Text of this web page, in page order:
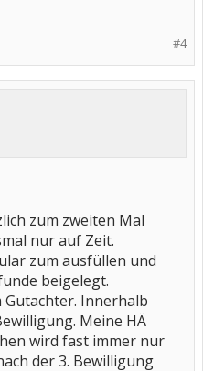
#4
zum zweiten Mal
nur auf Zeit.
zum ausfüllen und
beigelegt.
Gutachter. Innerhalb
Meine HÄ
wird fast immer nur
der 3. Bewilligung